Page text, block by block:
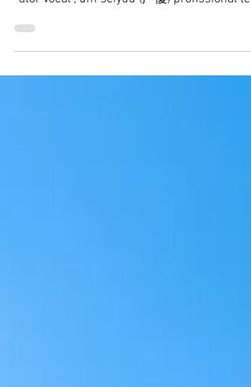
Os donos das vozes originais de grandes
personagens do animê. Tradução direta de